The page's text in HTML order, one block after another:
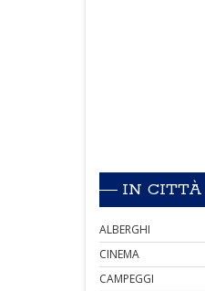
IN CITTÀ
ALBERGHI
CINEMA
CAMPEGGI